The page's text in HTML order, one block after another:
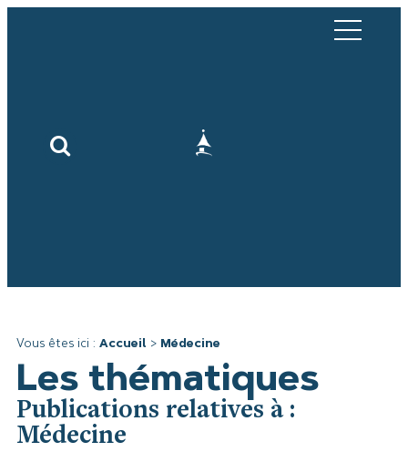
Vous êtes ici : Accueil > Médecine
Les thématiques
Publications relatives à :
Médecine